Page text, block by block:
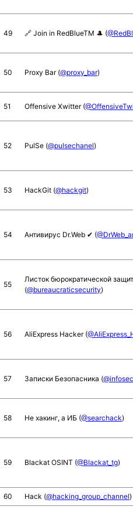
49 🔗 Join in RedBlueTM 🎩 (
50 Proxy Bar (@proxy_bar)
51 Offensive Xwitter (
52 PulSe (@pulsechanel)
53 HackGit (@hackgit)
54 Антивирус Dr.Web ✔ (
55
Листок бюрократической
(@bureaucraticsecurity)
56 AliExpress Hacker (
57 Записки Безопасника (
58 Не хакинг, а ИБ (@searchack)
59 Blackat OSINT (@Blackat_tg)
60 Hack (@hacking_group_channel)